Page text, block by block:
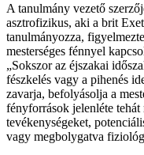
A tanulmány vezető
asztrofizikus, aki a brit
tanulmányozza,
mesterséges fénnyel
„Sokszor az éjszakai
fészkelés vagy a pihenés
zavarja, befolyásolja a
fényforrások jelenléte tehát
tevékenységeket,
vagy megbolygatva